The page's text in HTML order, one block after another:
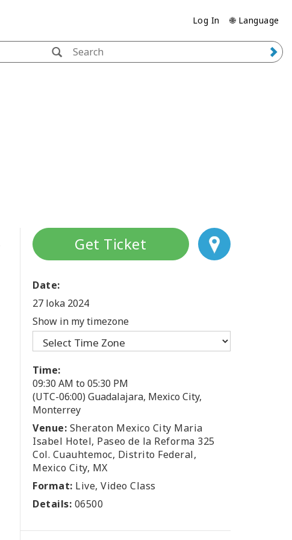
Log In 🌐 Language
Get Ticket
Date:
27 loka 2024
Show in my timezone
Time:
09:30 AM to 05:30 PM
(UTC-06:00) Guadalajara, Mexico City,
Monterrey
Venue: Sheraton Mexico City Maria
Isabel Hotel, Paseo de la Reforma 325
Col. Cuauhtemoc, Distrito Federal,
Mexico City, MX
Format: Live, Video Class
Details: 06500